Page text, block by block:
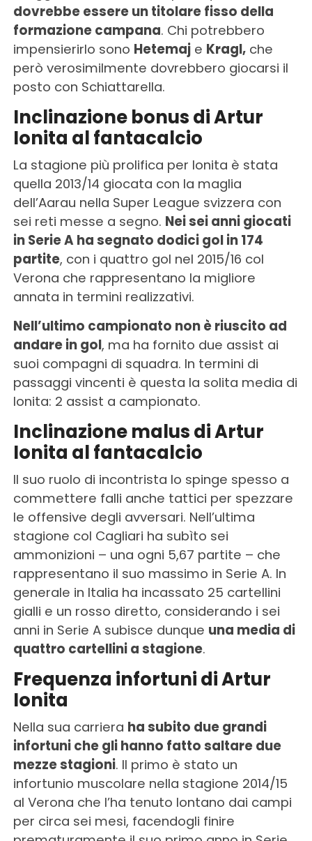
dovrebbe essere un titolare fisso della
formazione campana. Chi potrebbero
impensierirlo sono Hetemaje Kragl,che
però verosimilmente dovrebbero giocarsi il
posto con Schiattarella.
Inclinazione bonus di Artur
Ionita al fantacalcio
La stagione più prolifica per Ionita è stata
quella 2013/14 giocata con la maglia
dell’Aarau nella Super League svizzera con
sei reti messe a segno. Nei sei anni giocati
in Serie A ha segnato dodici gol in 174
partite, con i quattro gol nel 2015/16 col
Verona che rappresentano la migliore
annata in termini realizzativi.
Nell’ultimo campionato non è riuscito ad
andare in gol, ma ha fornito due assist ai
suoi compagni di squadra. In termini di
passaggi vincenti è questa la solita media di
Ionita: 2 assist a campionato.
Inclinazione malus di Artur
Ionita al fantacalcio
Il suo ruolo di incontrista lo spinge spesso a
commettere falli anche tattici per spezzare
le offensive degli avversari. Nell’ultima
stagione col Cagliari ha subìto sei
ammonizioni – una ogni 5,67 partite – che
rappresentano il suo massimo in Serie A. In
generale in Italia ha incassato 25 cartellini
gialli e un rosso diretto, considerando i sei
anni in Serie A subisce dunque una media di
quattro cartellini a stagione.
Frequenza infortuni di Artur
Ionita
Nella sua carriera ha subito due grandi
infortuni che gli hanno fatto saltare due
mezze stagioni. Il primo è stato un
infortunio muscolare nella stagione 2014/15
al Verona che l’ha tenuto lontano dai campi
per circa sei mesi, facendogli finire